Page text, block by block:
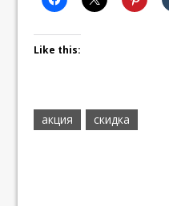
Like this:
акция скидка